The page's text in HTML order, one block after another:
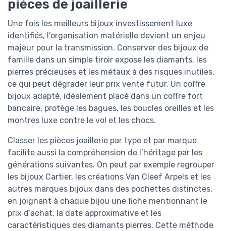
pièces de joaillerie
Une fois les meilleurs bijoux investissement luxe
identifiés, l’organisation matérielle devient un enjeu
majeur pour la transmission. Conserver des bijoux de
famille dans un simple tiroir expose les diamants, les
pierres précieuses et les métaux à des risques inutiles,
ce qui peut dégrader leur prix vente futur. Un coffre
bijoux adapté, idéalement placé dans un coffre fort
bancaire, protège les bagues, les boucles oreilles et les
montres luxe contre le vol et les chocs.
Classer les pièces joaillerie par type et par marque
facilite aussi la compréhension de l’héritage par les
générations suivantes. On peut par exemple regrouper
les bijoux Cartier, les créations Van Cleef Arpels et les
autres marques bijoux dans des pochettes distinctes,
en joignant à chaque bijou une fiche mentionnant le
prix d’achat, la date approximative et les
caractéristiques des diamants pierres. Cette méthode